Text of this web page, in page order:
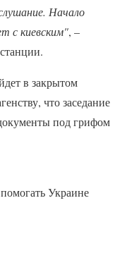
Начало
с киевским", –
в закрытом
что заседание
под грифом
Украине